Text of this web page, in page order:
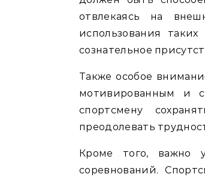
отвлекаясь на
использования
сознательное
Также особое
мотивированным и
спортсмену
преодолевать
Кроме того, важно
соревнований.